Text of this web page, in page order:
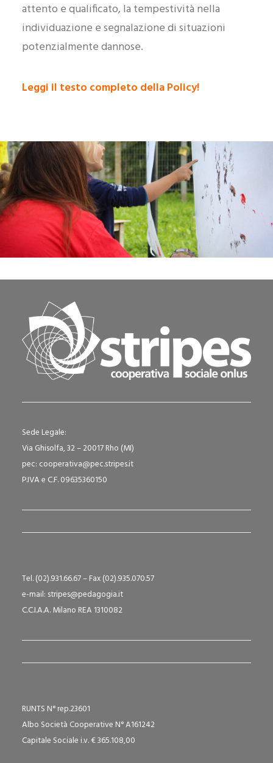
attento e qualificato, la tempestività nella
individuazione e segnalazione di situazioni
potenzialmente dannose.
Leggi il testo completo della Policy!
Sede Legale:
Via Ghisolfa, 32 – 20017 Rho (MI)
pec: cooperativa@pec.stripes.it
P.IVA e C.F. 09635360150
Tel. (02).931.66.67 – Fax (02).935.070.57
e-mail: stripes@pedagogia.it
C.C.I.A.A. Milano REA 1310082
RUNTS N° rep.23601
Albo Società Cooperative N° A161242
Capitale Sociale i.v. € 365.108,00